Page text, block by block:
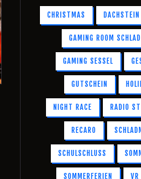
CHRISTMAS DACHSTEIN
GAMING ROOM
GAMING SESSEL
GUTSCHEIN
NIGHT RACE RADIO
RECARO
SCHULSCHLUSS
SOMMERFERIEN VR